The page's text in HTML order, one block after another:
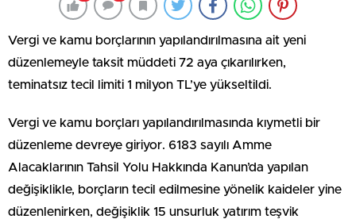
Vergi ve kamu borçlarının yapılandırılmasına ait yeni
düzenlemeyle taksit müddeti 72 aya çıkarılırken,
teminatsız tecil limiti 1 milyon TL’ye yükseltildi.
Vergi ve kamu borçları yapılandırılmasında kıymetli bir
düzenleme devreye giriyor. 6183 sayılı Amme
Alacaklarının Tahsil Yolu Hakkında Kanun’da yapılan
değişiklikle, borçların tecil edilmesine yönelik kaideler yine
düzenlenirken, değişiklik 15 unsurluk yatırım teşvik